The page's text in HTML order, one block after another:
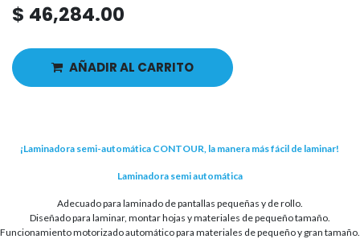
$ 46,284.00
AÑADIR AL CARRITO
¡Laminadora semi-automática CONTOUR, la manera más fácil de laminar!
Laminadora semi automática
Adecuado para laminado de pantallas pequeñas y de rollo.
Diseñado para laminar, montar hojas y materiales de pequeño tamaño.
Funcionamiento motorizado automático para materiales de pequeño y gran tamaño.